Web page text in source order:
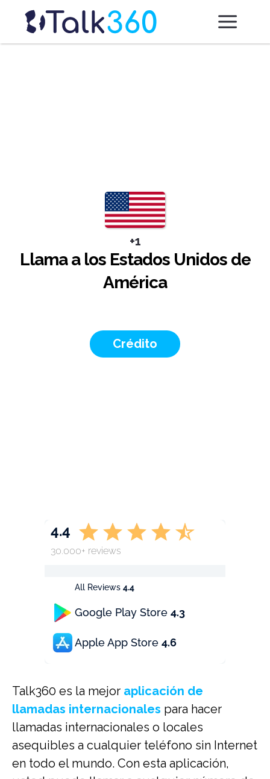
+1
Llama a los Estados Unidos de
América
Crédito
All Reviews 4.4
Google Play Store 4.3
Apple App Store 4.6
4.4
30.000+ reviews
Talk360 es la mejor aplicación de
llamadas internacionales para hacer
llamadas internacionales o locales
asequibles a cualquier teléfono sin Internet
en todo el mundo. Con esta aplicación,